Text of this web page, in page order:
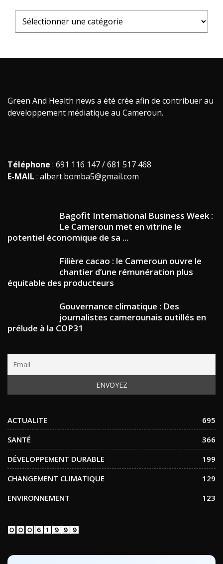
Green And Health news a été crée afin de contribuer au
developpement médiatique au Cameroun.
Téléphone : 691 116 147 / 681 517 468
E-MAIL : albert.bomba5@gmail.com
Bagofit International Business Week :
Le Cameroun met en vitrine le
potentiel économique de sa ...
Filière cacao : le Cameroun ouvre le
chantier d’une rémunération plus
équitable des producteurs
Gouvernance climatique : Des
journalistes camerounais outillés en
prélude à la COP31
ACTUALITE
695
SANTÉ
366
DÉVELOPPEMENT DURABLE
199
CHANGEMENT CLIMATIQUE
129
ENVIRONNEMENT
123